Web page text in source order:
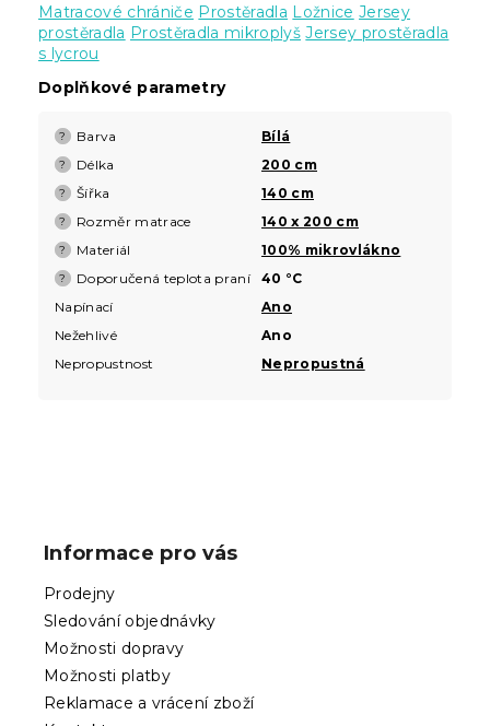
Matracové chrániče Prostěradla Ložnice Jersey
prostěradla Prostěradla mikroplyš Jersey prostěradla
s lycrou
Doplňkové parametry
? Barva Bílá
? Délka 200 cm
? Šířka 140 cm
? Rozměr matrace 140 x 200 cm
? Materiál 100% mikrovlákno
? Doporučená teplota praní
40 °C
Napínací
Ano
Nežehlivé
Ano
Nepropustnost
Nepropustná
Informace pro vás
Prodejny
Sledování objednávky
Možnosti dopravy
Možnosti platby
Reklamace a vrácení zboží